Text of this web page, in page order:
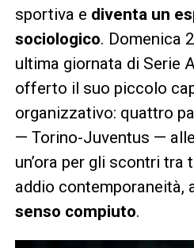
sportiva e diventa un
sociologico. Domenica
ultima giornata di Serie
offerto il suo piccolo
organizzativo: quattro
— Torino-Juventus —
un’ora per gli scontri tra
addio contemporaneità,
senso compiuto.